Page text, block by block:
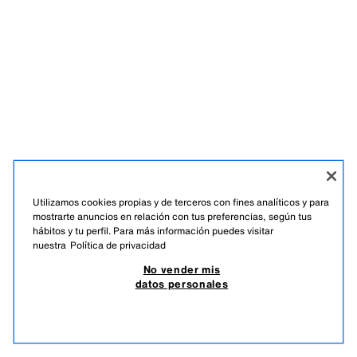
Utilizamos cookies propias y de terceros con fines analíticos y para
mostrarte anuncios en relación con tus preferencias, según tus
hábitos y tu perfil. Para más información puedes visitar
nuestra Política de privacidad
No vender mis
datos personales